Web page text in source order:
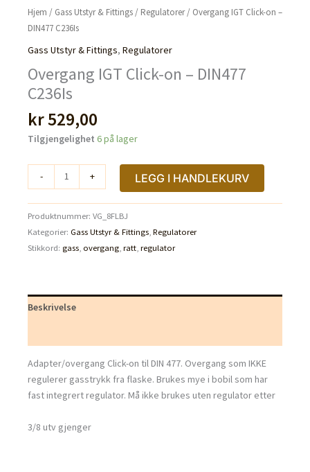
Hjem / Gass Utstyr & Fittings/ Regulatorer/ Overgang IGT Click-on –
DIN477 C236Is
Gass Utstyr & Fittings, Regulatorer
Overgang IGT Click-on – DIN477
C236Is
kr529,00
Tilgjengelighet 6 på lager
-
Overgang
IGT
Click-
on
-
DIN477
+ LEGG I HANDLEKURV
Produktnummer: VG_8FLBJ
Kategorier: Gass Utstyr & Fittings, Regulatorer
Stikkord: gass, overgang, ratt, regulator
Beskrivelse
Adapter/overgang Click-on til DIN 477. Overgang som IKKE
regulerer gasstrykk fra flaske. Brukes mye i bobil som har
fast integrert regulator. Må ikke brukes uten regulator etter
3/8 utv gjenger